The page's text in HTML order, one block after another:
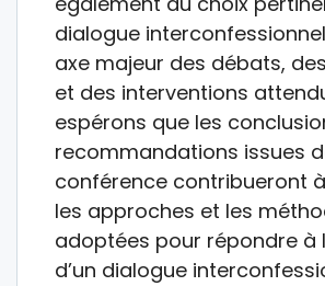
dialogue
axe majeur des débats,
et des interventions
espérons que les
recommandations issues
conférence contribueront
les approches et les
adoptées pour répondre à
d’un dialogue